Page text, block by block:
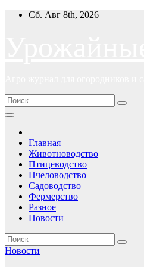
ПерейтиСб. Авг 8th, 2026
Главная
Животноводство
Птицеводство
Пчеловодство
Садоводство
Фермерство
Разное
Новости
Новости